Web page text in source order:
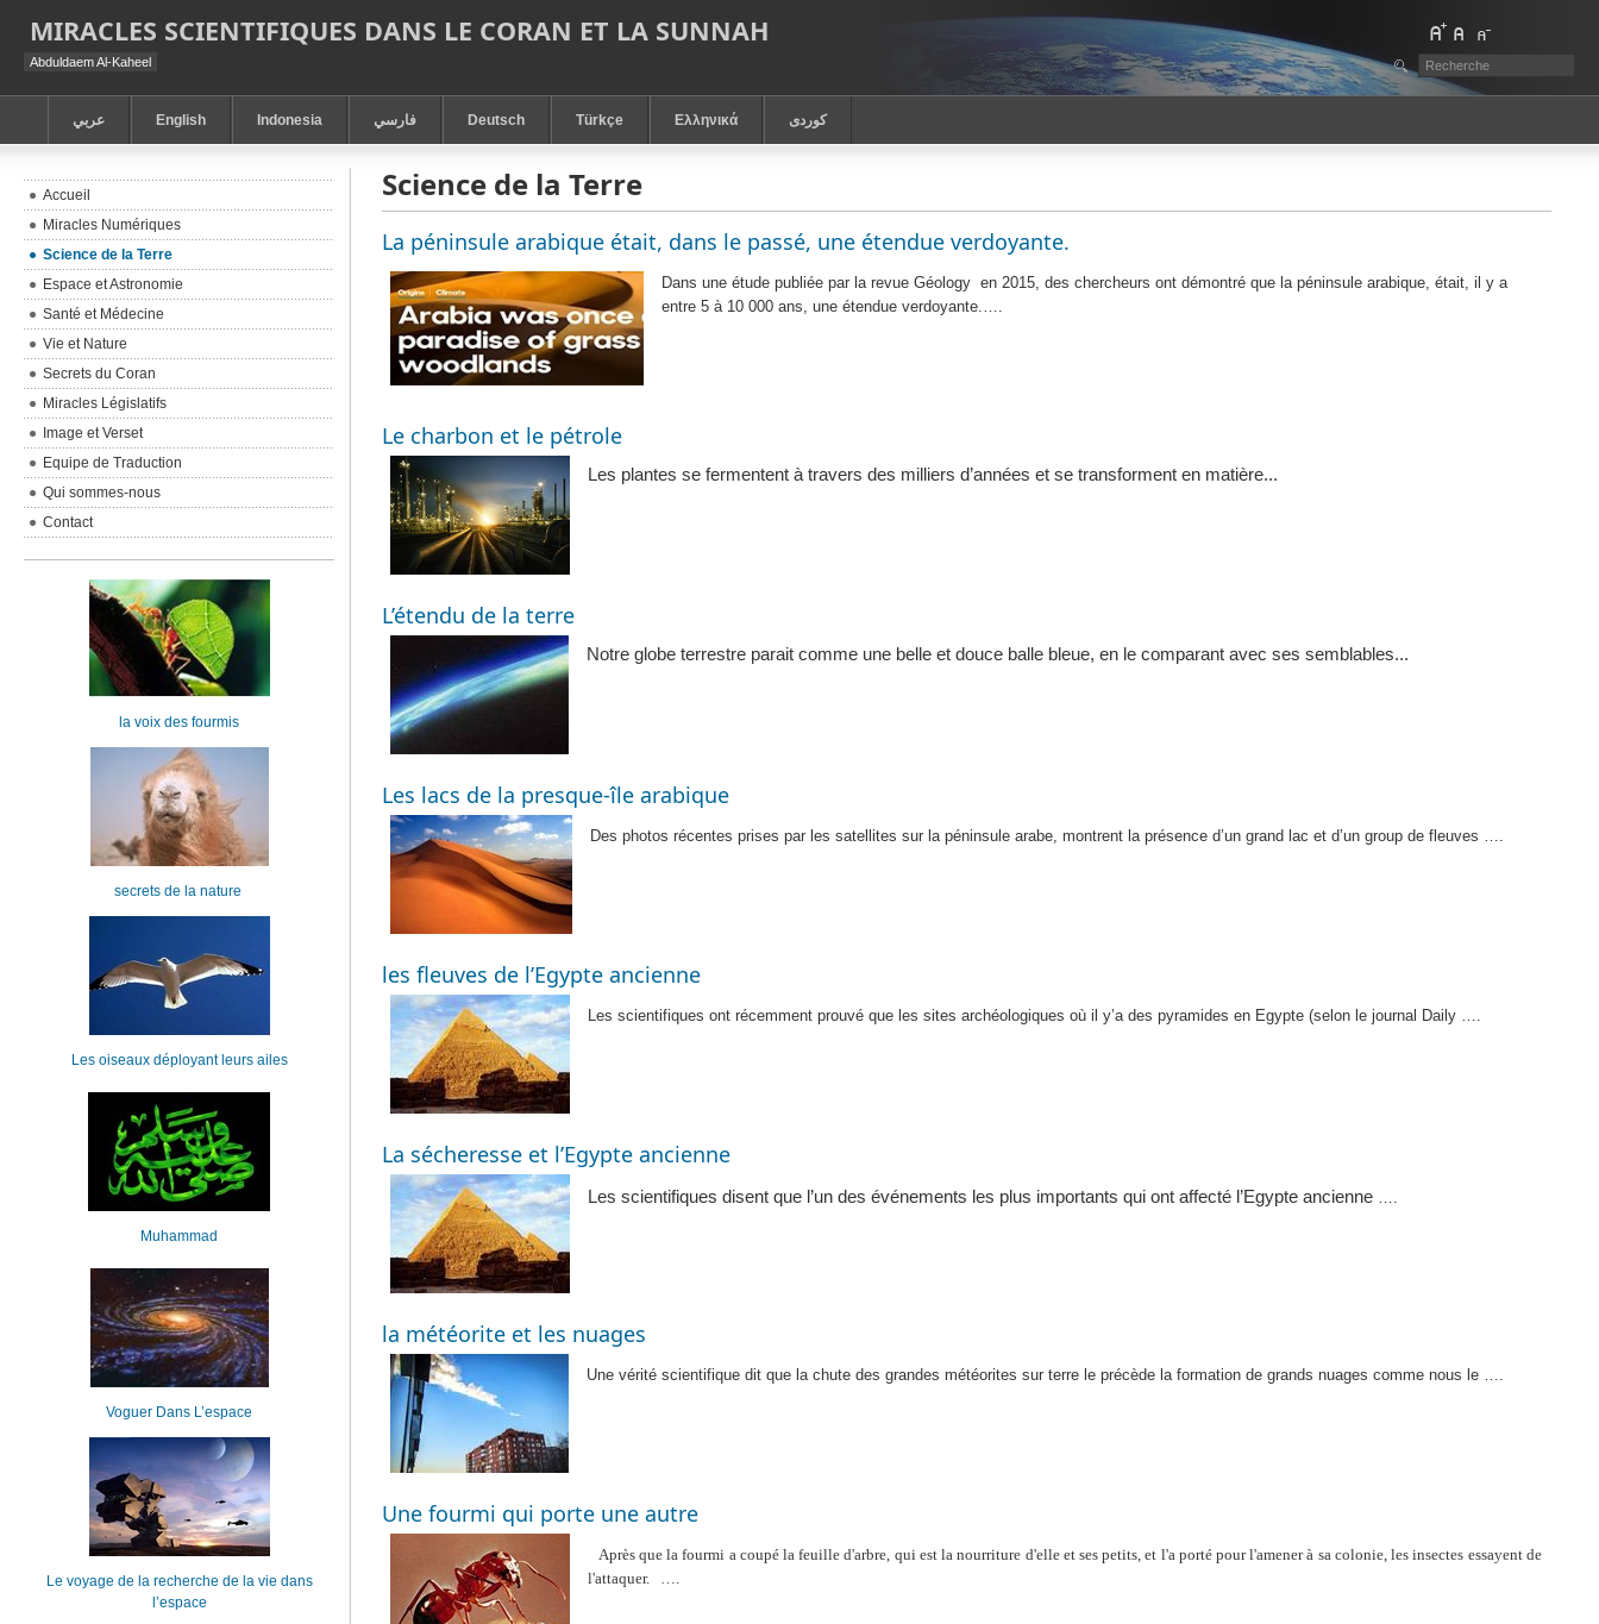
MIRACLES SCIENTIFIQUES DANS LE CORAN ET LA SUNNAH
Abduldaem Al-Kaheel
عربي English Indonesia فارسي Deutsch Türkçe Ελληνικά كوردى
Science de la Terre
La péninsule arabique était, dans le passé, une étendue verdoyante.
Dans une étude publiée par la revue Géology en 2015, des chercheurs ont démontré que la péninsule arabique, était, il y a
entre 5 à 10 000 ans, une étendue verdoyante.….
Le charbon et le pétrole
Les plantes se fermentent à travers des milliers d’années et se transforment en matière...
L’étendu de la terre
Notre globe terrestre parait comme une belle et douce balle bleue, en le comparant avec ses semblables...
Les lacs de la presque-île arabique
Des photos récentes prises par les satellites sur la péninsule arabe, montrent la présence d’un grand lac et d’un group de fleuves ….
les fleuves de l’Egypte ancienne
Les scientifiques ont récemment prouvé que les sites archéologiques où il y’a des pyramides en Egypte (selon le journal Daily ….
La sécheresse et l’Egypte ancienne
Les scientifiques disent que l’un des événements les plus importants qui ont affecté l’Egypte ancienne ….
la météorite et les nuages
Une vérité scientifique dit que la chute des grandes météorites sur terre le précède la formation de grands nuages comme nous le ….
Une fourmi qui porte une autre
Après que la fourmi a coupé la feuille d'arbre, qui est la nourriture d'elle et ses petits, et l'a porté pour l'amener à sa colonie, les insectes essayent de
l'attaquer.
….
Accueil
Miracles Numériques
Science de la Terre
Espace et Astronomie
Santé et Médecine
Vie et Nature
Secrets du Coran
Miracles Législatifs
Image et Verset
Equipe de Traduction
Qui sommes-nous
Contact
la voix des fourmis
secrets de la nature
Les oiseaux déployant leurs ailes
Muhammad
Voguer Dans L’espace
Le voyage de la recherche de la vie dans
l’espace